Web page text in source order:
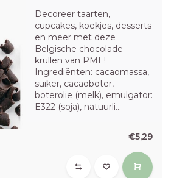
Decoreer taarten,
cupcakes, koekjes, desserts
en meer met deze
Belgische chocolade
krullen van PME!
Ingrediënten: cacaomassa,
suiker, cacaoboter,
boterolie (melk), emulgator:
E322 (soja), natuurli...
€5,29